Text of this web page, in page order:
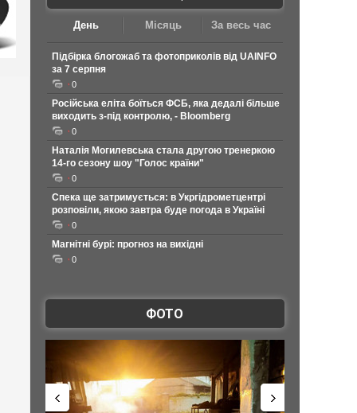
День Місяць За весь час
Підбірка блогожаб та фотоприколів від UAINFO
за 7 серпня
0
Російська еліта боїться ФСБ, яка дедалі більше
виходить з-під контролю, - Bloomberg
0
Наталія Могилевська стала другою тренеркою
14-го сезону шоу "Голос країни"
0
Спека ще затримується: в Укргідрометцентрі
розповіли, якою завтра буде погода в Україні
0
Магнітні бурі: прогноз на вихідні
0
ФОТО